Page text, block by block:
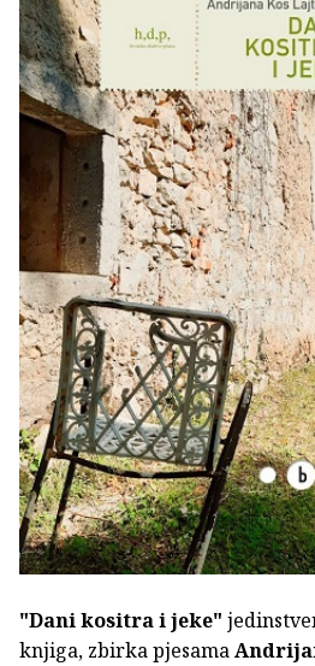
"Dani kositra i jeke"
knjiga, zbirka pjesama